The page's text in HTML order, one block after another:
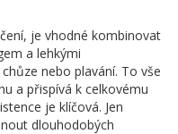
je vhodné kombinovat
a lehkými
nebo plavání. To vše
a přispívá k celkovému
je klíčová. Jen
dlouhodobých